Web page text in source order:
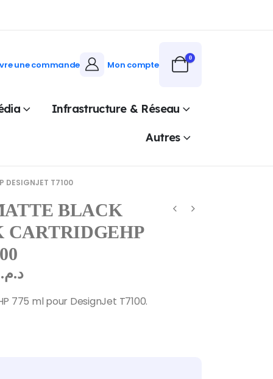
une commande Mon compte
0
Infrastructure & Réseau
Autres
DESIGNJET T7100
BLACK
CARTRIDGEHP
د.م.
775 ml pour DesignJet T7100.